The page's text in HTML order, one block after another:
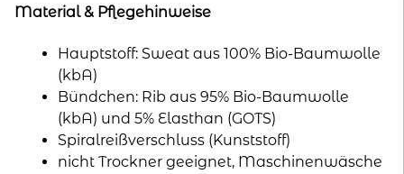
Material & Pflegehinweise
Hauptstoff: Sweat aus 100% Bio-Baumwolle
(kbA)
Bündchen: Rib aus 95% Bio-Baumwolle
(kbA) und 5% Elasthan (GOTS)
Spiralreißverschluss (Kunststoff)
nicht Trockner geeignet, Maschinenwäsche